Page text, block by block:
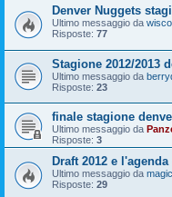
Denver Nuggets
Ultimo messaggio da
Risposte: 77
Stagione 2012/2013
Ultimo messaggio da
Risposte: 23
finale stagione
Ultimo messaggio da
Risposte: 3
Draft 2012 e
Ultimo messaggio da
Risposte: 29